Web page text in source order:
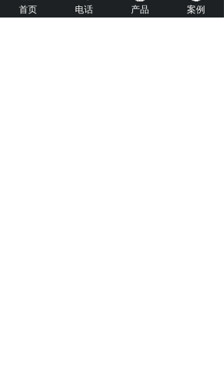
必须使用氯丁橡胶垫片、
EPDM胶条或硅酮密封胶作
首页 电话 产品 案例